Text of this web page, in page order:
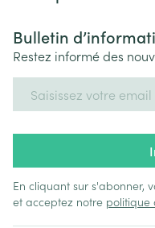
Bulletin
Restez informé des
En cliquant sur s'abonner,
et acceptez notre politique